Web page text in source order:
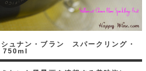
ュナン・ブラン スパークリング・
750ml